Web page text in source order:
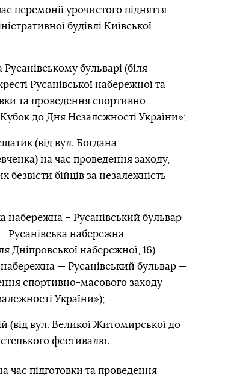
церемонії урочистого підняття
будівлі Київської
бульварі (біля
Русанівської набережної та
та проведення спортивно-
до Дня Незалежності України»;
(від вул. Богдана
на час проведення заходу,
безвісти бійців за незалежність
набережна – Русанівський бульвар
Русанівська набережна —
Дніпровської набережної, 16) —
— Русанівський бульвар —
спортивно-масового заходу
України»);
(від вул. Великої Житомирської до
фестивалю.
час підготовки та проведення